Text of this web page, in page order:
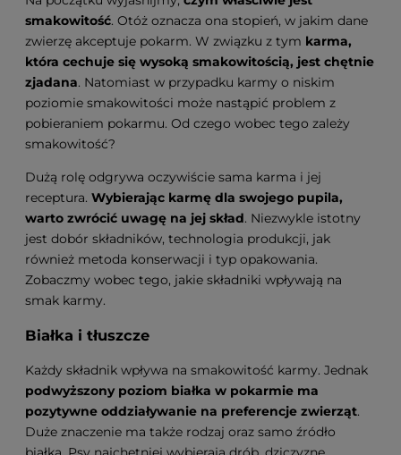
smakowitość. Otóż oznacza ona stopień, w jakim dane
zwierzę akceptuje pokarm. W związku z tym karma,
która cechuje się wysoką smakowitością, jest chętnie
zjadana. Natomiast w przypadku karmy o niskim
poziomie smakowitości może nastąpić problem z
pobieraniem pokarmu. Od czego wobec tego zależy
smakowitość?
Dużą rolę odgrywa oczywiście sama karma i jej
receptura. Wybierając karmę dla swojego pupila,
warto zwrócić uwagę na jej skład. Niezwykle istotny
jest dobór składników, technologia produkcji, jak
również metoda konserwacji i typ opakowania.
Zobaczmy wobec tego, jakie składniki wpływają na
smak karmy.
Białka i tłuszcze
Każdy składnik wpływa na smakowitość karmy. Jednak
podwyższony poziom białka w pokarmie ma
pozytywne oddziaływanie na preferencje zwierząt.
Duże znaczenie ma także rodzaj oraz samo źródło